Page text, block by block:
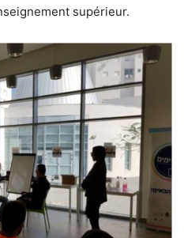
supérieur.